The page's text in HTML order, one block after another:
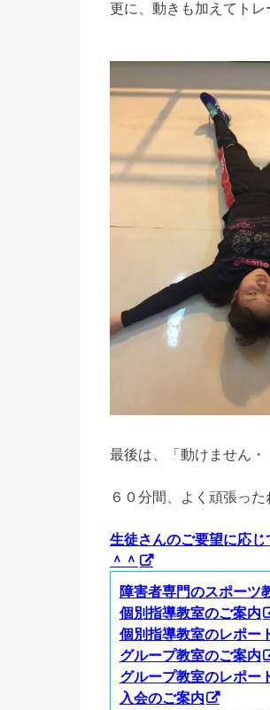
更に、動きも加えてトレ
最後は、「動けません・
６０分間、よく頑張った
生徒さんのご要望に応じ
＾＾
障害者専門のスポーツ
個別指導教室のご案内
個別指導教室のレポー
グループ教室のご案内
グループ教室のレポー
入会のご案内